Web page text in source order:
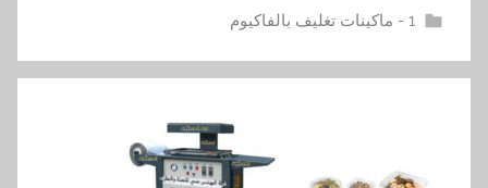
1 - ماكينات تغليف بالفاكيوم